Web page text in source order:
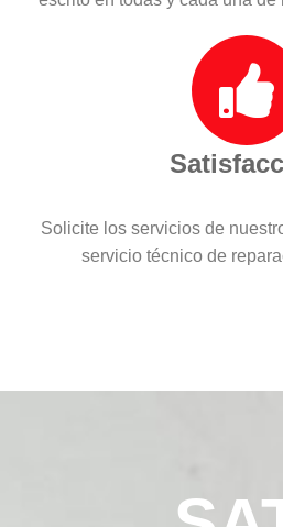
Solicite los servicios de
servicio técnico de